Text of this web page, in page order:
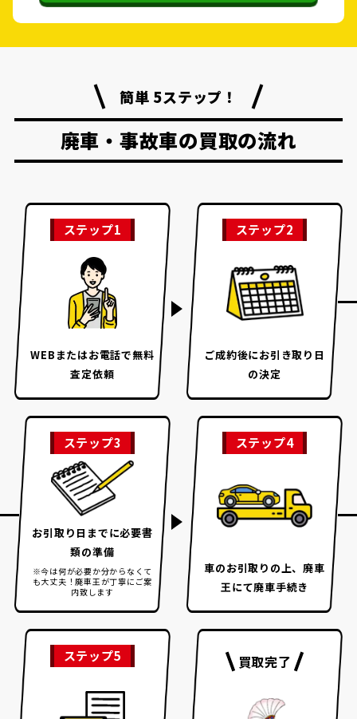
簡単 5ステップ！
廃車・事故車の買取の流れ
ステップ1
WEBまたはお電話で無料
査定依頼
ステップ2
ご成約後にお引き取り日
の決定
ステップ3
お引取り日までに必要書
類の準備
※今は何が必要か分からなくて
も大丈夫！廃車王が丁寧にご案
内致します
ステップ4
車のお引取りの上、廃車
王にて廃車手続き
ステップ5 買取完了